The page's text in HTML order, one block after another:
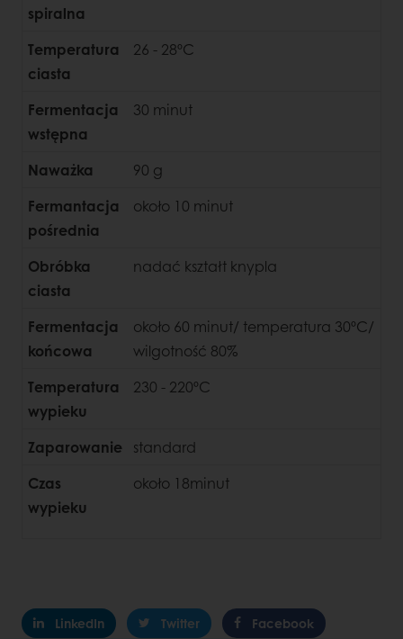
spiralna
Temperatura
ciasta
26 - 28ºC
Fermentacja
wstępna
30 minut
Naważka
90 g
Fermantacja
pośrednia
około 10 minut
Obróbka
ciasta
nadać kształt knypla
Fermentacja
końcowa
około 60 minut/ temperatura 30ºC/
wilgotność 80%
Temperatura
wypieku
230 - 220ºC
Zaparowanie
standard
Czas
wypieku
około 18minut
LinkedIn Twitter Facebook